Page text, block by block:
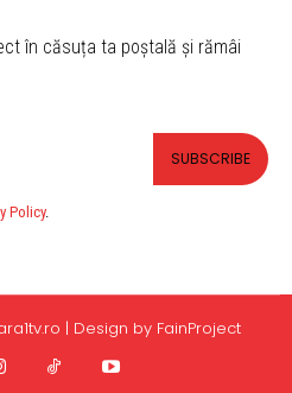
în căsuța ta poștală și rămâi
SUBSCRIBE
Policy.
| Design by FainProject